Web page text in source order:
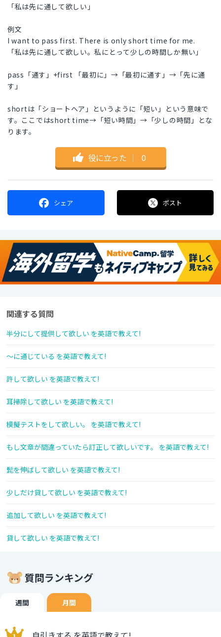
「私は先に通して欲しい」
例文
I want to pass first. There is only short time for me.
「私は先に通して欲しい。私にとって少しの時間しか無い」
pass「通す」+first 「最初に」→「最初に通す」→「先に通
す」
shortは「ショートヘア」というように「短い」という意味で
す。ここではshort time→「短い時間」→「少しの時間」とな
ります。
役に立った ｜ 0
シェア ポスト
関連する質問
半分にして提供して欲しい を英語で教えて!
～に通じている を英語で教えて!
許して欲しい を英語で教えて!
耳掃除して欲しい を英語で教えて!
模擬テストをして欲しい。 を英語で教えて!
もし文章が間違っていたら訂正して欲しいです。 を英語で教えて!
髭を伸ばして欲しい を英語で教えて!
少しだけ貸して欲しい を英語で教えて!
追加して欲しい を英語で教えて!
貸して欲しい を英語で教えて!
質問ランキング
週間 月間